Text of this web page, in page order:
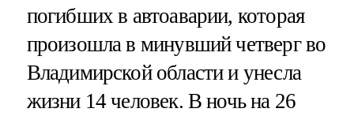
погибших в автоаварии, которая
произошла в минувший четверг во
Владимирской области и унесла
жизни 14 человек. В ночь на 26